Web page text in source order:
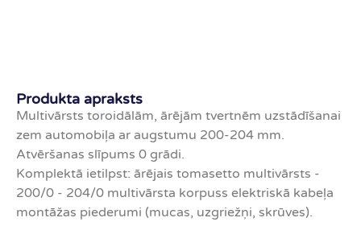
Produkta apraksts
Multivārsts toroidālām, ārējām tvertnēm uzstādīšanai
zem automobiļa ar augstumu 200-204 mm.
Atvēršanas slīpums 0 grādi.
Komplektā ietilpst: ārējais tomasetto multivārsts -
200/0 - 204/0 multivārsta korpuss elektriskā kabeļa
montāžas piederumi (mucas, uzgriežņi, skrūves).